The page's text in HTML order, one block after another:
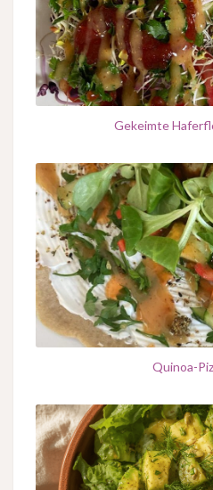
Gekeimte
Quinoa-